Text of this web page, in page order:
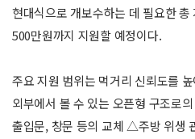
현대식으로 개보수하는 데 필요한
500만원까지 지원할 예정이다.
주요 지원 범위는 먹거리 신뢰도를
외부에서 볼 수 있는 오픈형 구조로
출입문, 창문 등의 교체 △주방 위생